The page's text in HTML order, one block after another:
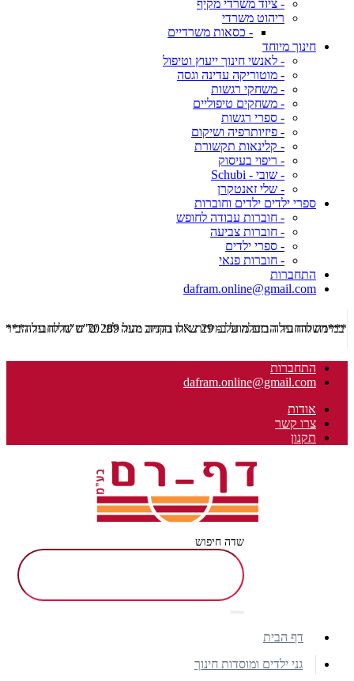
- ציוד משרדי מקיף
ריהוט משרדי
- כסאות משרדיים
חינוך מיוחד
- לאנשי חינוך ייעוץ וטיפול
- מוטוריקה עדינה וגסה
- משחקי רגשות
- משחקים טיפוליים
- ספרי רגשות
- פיזיותרפיה ושיקום
- קלינאות תקשורת
- ריפוי בעיסוק
- שובי - Schubi
- שלי זאנטקרן
ספרי ילדים ילדים וחוברות
- חוברות עבודה לחופש
- חוברות צביעה
- ספרי ילדים
- חוברות פנאי
התחברות
dafram.online@gmail.com
***משלוח עד הבית מוזל ב- 29 ש"ח בקניה מעל 289 ש"ח שליח עד הבית ***
התחברות
dafram.online@gmail.com
אודות
צרו קשר
תקנון
שדה חיפוש
דף הבית
גני ילדים ומוסדות חינוך